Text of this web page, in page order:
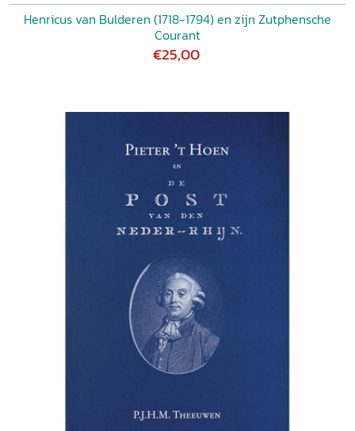
Henricus van Bulderen (1718-1794) en zijn Zutphensche
Courant
€25,00